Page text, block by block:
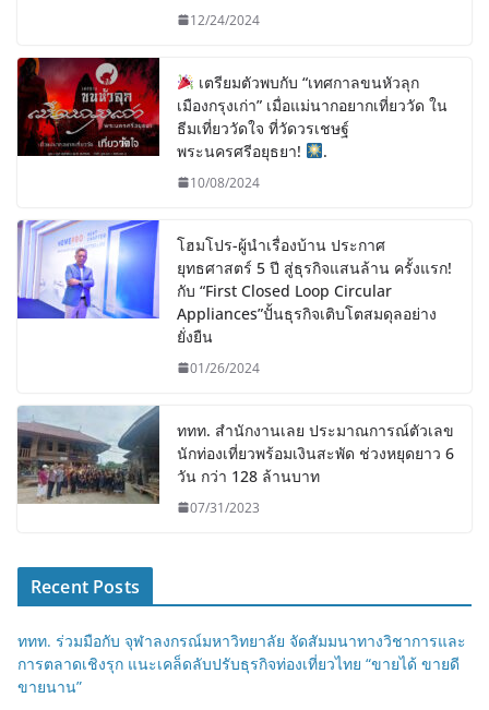
12/24/2024
เตรียมตัวพบกับ “เทศกาลขนหัวลุก
เมืองกรุงเก่า” เมื่อแม่นากอยากเที่ยววัด ใน
ธีมเที่ยววัดใจ ที่วัดวรเชษฐ์
พระนครศรีอยุธยา!
.
10/08/2024
โฮมโปร-ผู้นำเรื่องบ้าน ประกาศ
ยุทธศาสตร์ 5 ปี สู่ธุรกิจแสนล้าน ครั้งแรก!
กับ “First Closed Loop Circular
Appliances”ปั้นธุรกิจเติบโตสมดุลอย่าง
ยั่งยืน
01/26/2024
ททท. สำนักงานเลย ประมาณการณ์ตัวเลข
นักท่องเที่ยวพร้อมเงินสะพัด ช่วงหยุดยาว 6
วัน กว่า 128 ล้านบาท
07/31/2023
Recent Posts
ททท. ร่วมมือกับ จุฬาลงกรณ์มหาวิทยาลัย จัดสัมมนาทางวิชาการและ
การตลาดเชิงรุก แนะเคล็ดลับปรับธุรกิจท่องเที่ยวไทย “ขายได้ ขายดี
ขายนาน”